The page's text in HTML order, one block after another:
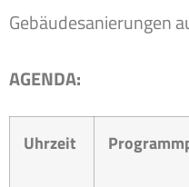
Gebäudesanierungen
AGENDA:
Uhrzeit